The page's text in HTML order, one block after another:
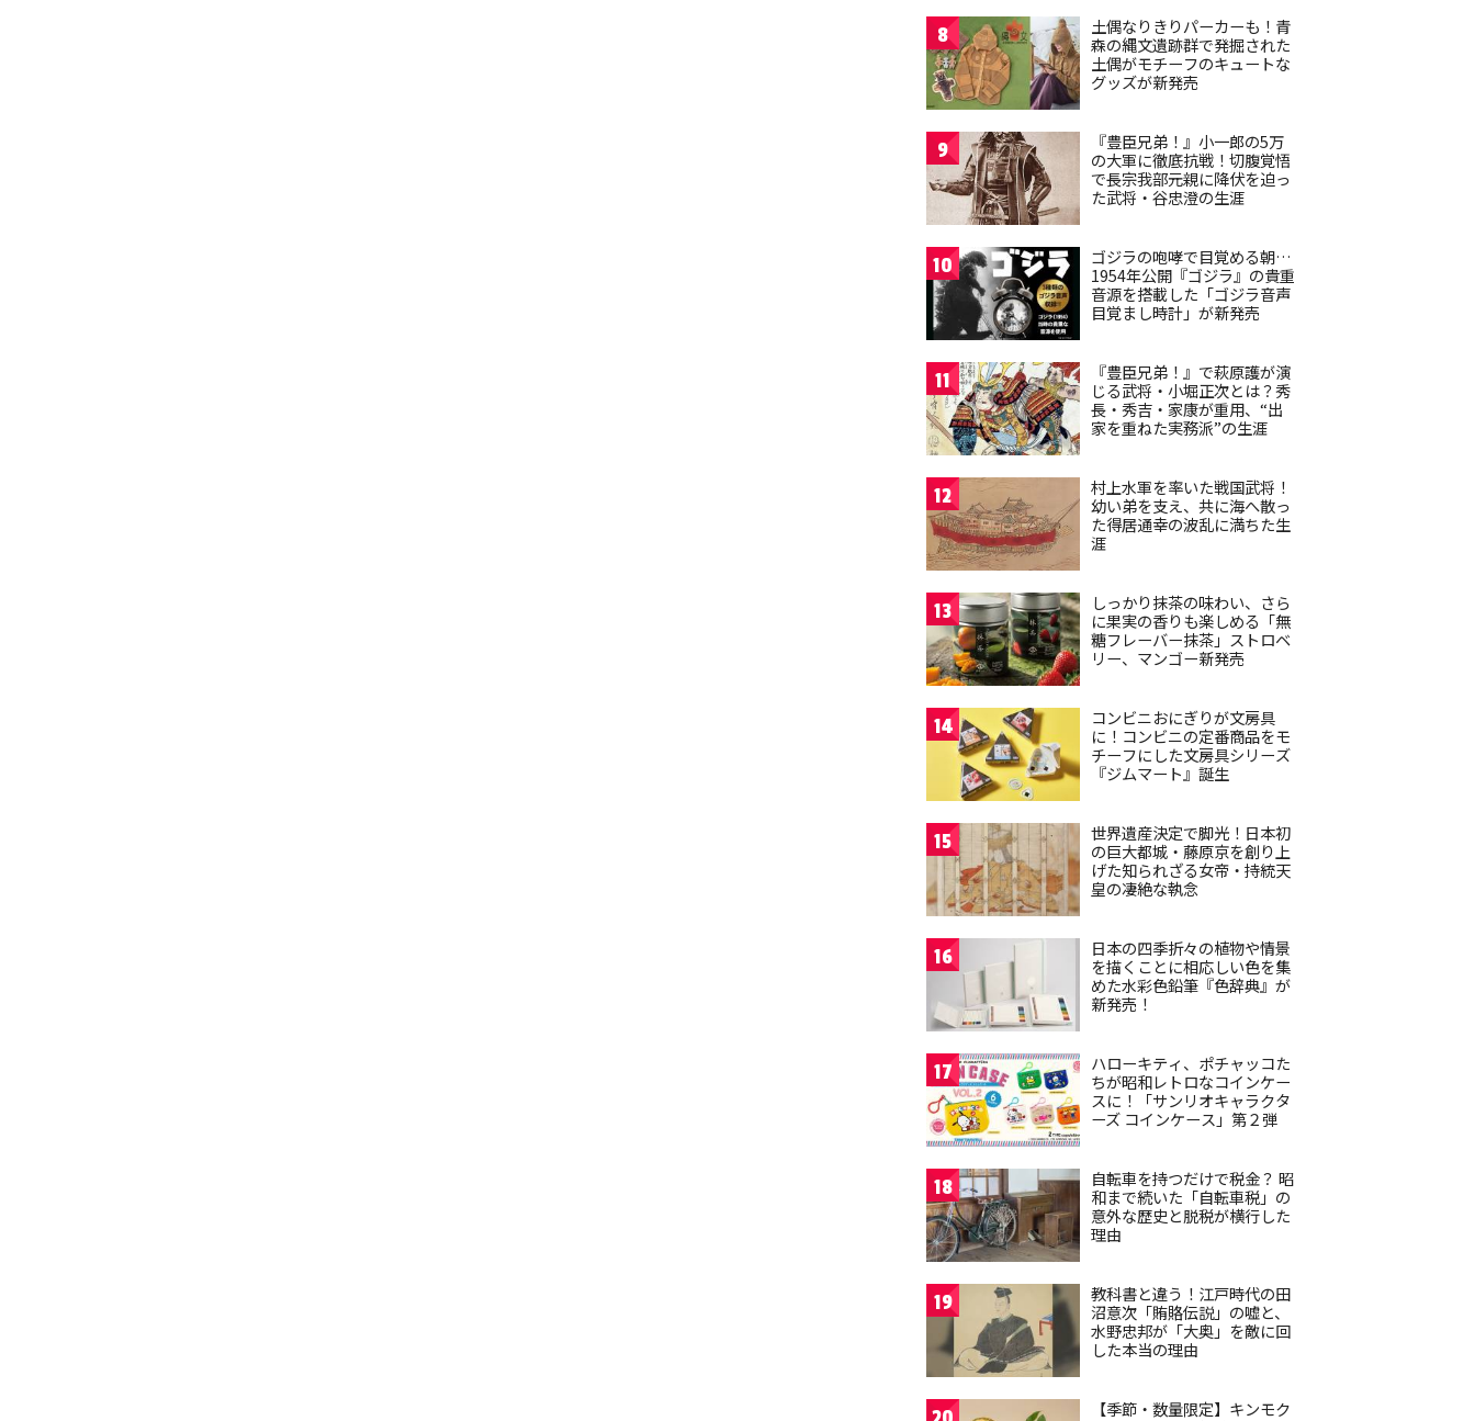
8
土偶なりきりパーカーも！青
森の縄文遺跡群で発掘された
土偶がモチーフのキュートな
グッズが新発売
9
『豊臣兄弟！』小一郎の5万
の大軍に徹底抗戦！切腹覚悟
で長宗我部元親に降伏を迫っ
た武将・谷忠澄の生涯
10
ゴジラの咆哮で目覚める朝…
1954年公開『ゴジラ』の貴重
音源を搭載した「ゴジラ音声
目覚まし時計」が新発売
11
『豊臣兄弟！』で萩原護が演
じる武将・小堀正次とは？秀
長・秀吉・家康が重用、“出
家を重ねた実務派”の生涯
12
村上水軍を率いた戦国武将！
幼い弟を支え、共に海へ散っ
た得居通幸の波乱に満ちた生
涯
13
しっかり抹茶の味わい、さら
に果実の香りも楽しめる「無
糖フレーバー抹茶」ストロベ
リー、マンゴー新発売
14
コンビニおにぎりが文房具
に！コンビニの定番商品をモ
チーフにした文房具シリーズ
『ジムマート』誕生
15
世界遺産決定で脚光！日本初
の巨大都城・藤原京を創り上
げた知られざる女帝・持統天
皇の凄絶な執念
16
日本の四季折々の植物や情景
を描くことに相応しい色を集
めた水彩色鉛筆『色辞典』が
新発売！
17
ハローキティ、ポチャッコた
ちが昭和レトロなコインケー
スに！「サンリオキャラクタ
ーズ コインケース」第２弾
18
自転車を持つだけで税金？ 昭
和まで続いた「自転車税」の
意外な歴史と脱税が横行した
理由
19
教科書と違う！江戸時代の田
沼意次「賄賂伝説」の嘘と、
水野忠邦が「大奥」を敵に回
した本当の理由
【季節・数量限定】キンモク